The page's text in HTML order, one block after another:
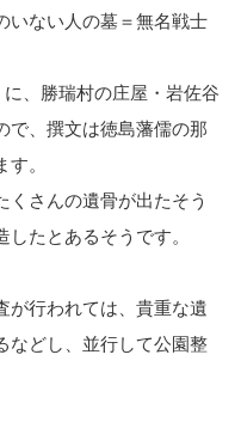
いない人の墓＝無名戦士
、勝瑞村の庄屋・岩佐谷
で、撰文は徳島藩儒の那
。
くさんの遺骨が出たそう
たとあるそうです。
が行われては、貴重な遺
などし、並行して公園整